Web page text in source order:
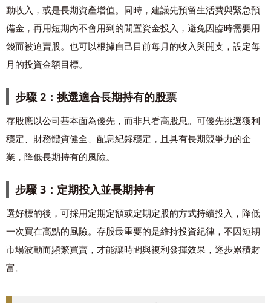
動收入，或是長期資產增值。同時，建議先預留生活費與緊急預
備金，再用短期內不會用到的閒置資金投入，避免因臨時需要用
錢而被迫賣股。也可以根據自己目前每月的收入與開支，設定每
月的投資金額目標。
步驟 2：挑選適合長期持有的股票
存股應以公司基本面為優先，而非只看高股息。可優先挑選獲利
穩定、財務體質健全、配息紀錄穩定，且具有長期競爭力的企
業，降低長期持有的風險。
步驟 3：定期投入並長期持有
選好標的後，可採用定期定額或定期定股的方式持續投入，降低
一次買在高點的風險。存股最重要的是維持投資紀律，不因短期
市場波動而頻繁買賣，才能讓時間與複利發揮效果，逐步累積財
富。